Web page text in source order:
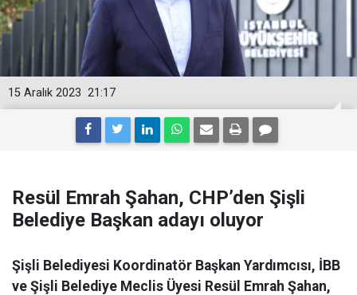
21:17
15 Aralık 2023
Resül Emrah Şahan, CHP’den Şişli
Belediye Başkan adayı oluyor
Şişli Belediyesi Koordinatör Başkan Yardımcısı, İBB
ve Şişli Belediye Meclis Üyesi Resül Emrah Şahan,